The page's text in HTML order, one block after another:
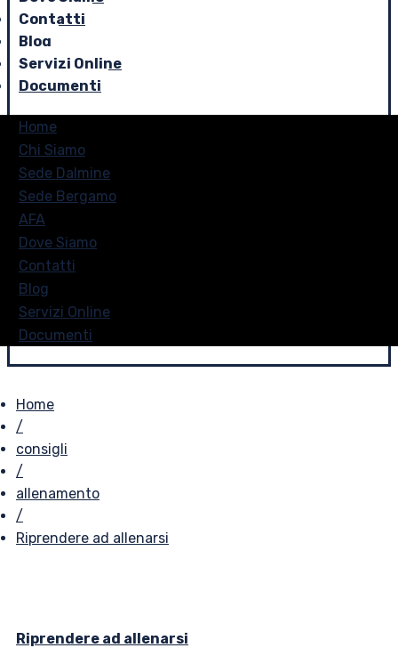
Contatti
Blog
Servizi Online
Documenti
Home
Chi Siamo
Sede Dalmine
Sede Bergamo
AFA
Dove Siamo
Contatti
Blog
Servizi Online
Documenti
Home
/
consigli
/
allenamento
/
Riprendere ad allenarsi
Riprendere ad allenarsi